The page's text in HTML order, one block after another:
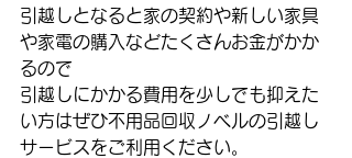
引越しとなると家の契約や新しい家具
や家電の購入などたくさんお金がかか
るので
引越しにかかる費用を少しでも抑えた
い方はぜひ不用品回収ノベルの引越し
サービスをご利用ください。